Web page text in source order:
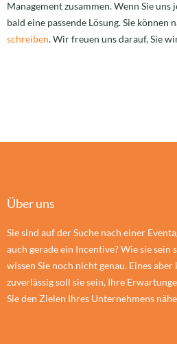
Management zusammen. Wenn Sie uns
bald eine passende Lösung. Sie können
schreiben. Wir freuen uns darauf, Sie
Über uns
Sie sind auf der Suche nach einer
auch gerade ein Incentive? Wie sie sein
wissen Sie noch nicht genau. Eines
zuverlässig soll sie sein, Ihre
Sie den Zielen Ihres Unternehmens